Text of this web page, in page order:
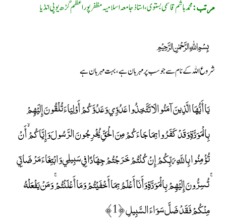
مرتب:محمد ہاشم قاسمى بستوى، استاذ جامعہ اسلاميہ مظفر پور اعظم گڑھ يوپى انڈيا
﷽
شروع اللہ کے نام سے جو سب پر مہربان ہے، بہت مہربان ہے
يَا أَيُّهَا الَّذِينَ آمَنُوا لَا تَتَّخِذُوا عَدُوِّي وَعَدُوَّكُمْ أَوْلِيَاءَ تُلْقُونَ إِلَيْهِمْ
بِالْمَوَدَّةِ وَقَدْ كَفَرُوا بِمَا جَاءَكُمْ مِنَ الْحَقِّ يُخْرِجُونَ الرَّسُولَ وَإِيَّاكُمْ ۙ أَنْ
تُؤْمِنُوا بِاللَّهِ رَبِّكُمْ إِنْ كُنْتُمْ خَرَجْتُمْ جِهَادًا فِي سَبِيلِي وَابْتِغَاءَ مَرْضَاتِي
ۚ تُسِرُّونَ إِلَيْهِمْ بِالْمَوَدَّةِ وَأَنَا أَعْلَمُ بِمَا أَخْفَيْتُمْ وَمَا أَعْلَنْتُمْ ۚ وَمَنْ يَفْعَلْهُ
مِنْكُمْ فَقَدْ ضَلَّ سَوَاءَ السَّبِيلِ ﴿1﴾